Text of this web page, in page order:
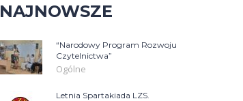
NAJNOWSZE
“Narodowy Program Rozwoju
Czytelnictwa”
Ogólne
Letnia Spartakiada LZS.